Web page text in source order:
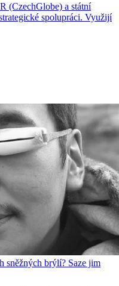
(CzechGlobe) a státní
spolupráci. Využijí
sněžných brýlí? Saze jim